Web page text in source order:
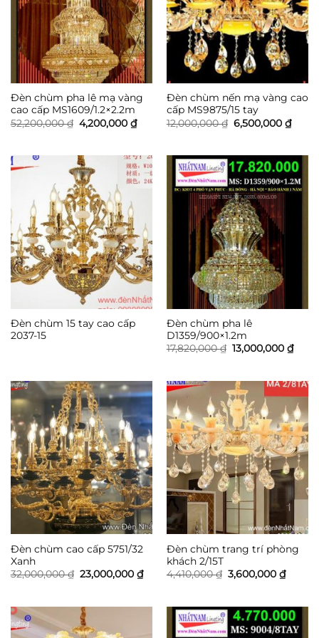
Đèn chùm pha lê mạ vàng
cao cấp MS1609/1.2×2.2m
52,200,000₫ Giá
gốc
4,200,000 ₫Giá
hiện
4,200,000 ₫.
Đèn chùm nến mạ vàng cao
cấp MS9875/15 tay
12,000,000₫ Giá
gốc
6,500,000 ₫Giá
hiện
Đèn chùm 15 tay cao cấp
2037-15
Đèn chùm pha lê
D1359/900×1.2m
17,820,000₫ Giá
gốc
13,000,000 ₫Giá
hiện
Đèn chùm cao cấp 5751/32
Xanh
32,000,000₫ Giá
gốc
23,000,000 ₫Giá
hiện
23,000,000 ₫.
Đèn chùm trang trí phòng
khách 2/15T
4,410,000₫ Giá
gốc
3,600,000 ₫Giá
hiện